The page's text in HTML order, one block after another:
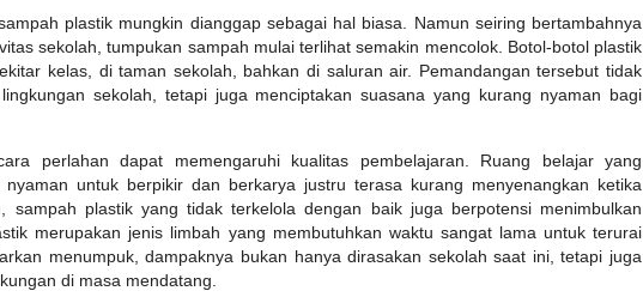
plastik mungkin dianggap sebagai hal biasa. Namun seiring bertambahnya
sekolah, tumpukan sampah mulai terlihat semakin mencolok. Botol-botol plastik
kelas, di taman sekolah, bahkan di saluran air. Pemandangan tersebut tidak
sekolah, tetapi juga menciptakan suasana yang kurang nyaman bagi
perlahan dapat memengaruhi kualitas pembelajaran. Ruang belajar yang
untuk berpikir dan berkarya justru terasa kurang menyenangkan ketika
sampah plastik yang tidak terkelola dengan baik juga berpotensi menimbulkan
merupakan jenis limbah yang membutuhkan waktu sangat lama untuk terurai
menumpuk, dampaknya bukan hanya dirasakan sekolah saat ini, tetapi juga
di masa mendatang.